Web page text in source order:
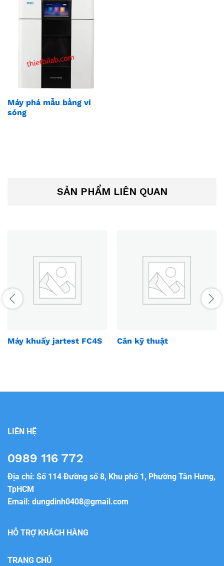
Máy phá mẫu bằng vi
sóng
SẢN PHẨM LIÊN QUAN
Máy khuấy jartest FC4S Cân kỹ thuật
LIÊN HỆ
0989 116 772
Địa chỉ: Số 114 Đường số 8, Khu phố 1, Phường Tân Hưng,
TpHCM
Email: dungdinh0408@gmail.com
HỖ TRỢ KHÁCH HÀNG
TRANG CHỦ